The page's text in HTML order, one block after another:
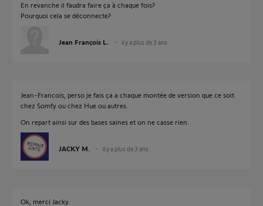
En revanche il faudra faire ça à chaque fois?
Pourquoi cela se déconnecte?
Jean François L. il y a plus de 3 ans
Jean-Francois, perso je fais ça a chaque montée de version que ce soit
chez Somfy ou chez Hue ou autres.
On repart ainsi sur des bases saines et on ne casse rien.
JACKY M. il y a plus de 3 ans
Ok, merci Jacky.